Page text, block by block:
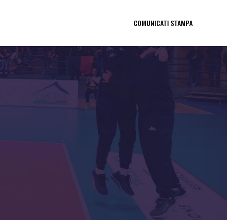
COMUNICATI STAMPA